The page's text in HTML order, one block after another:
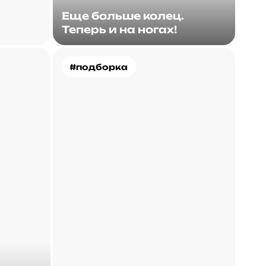
Еще больше колец.
Теперь и на ногах!
#подборка